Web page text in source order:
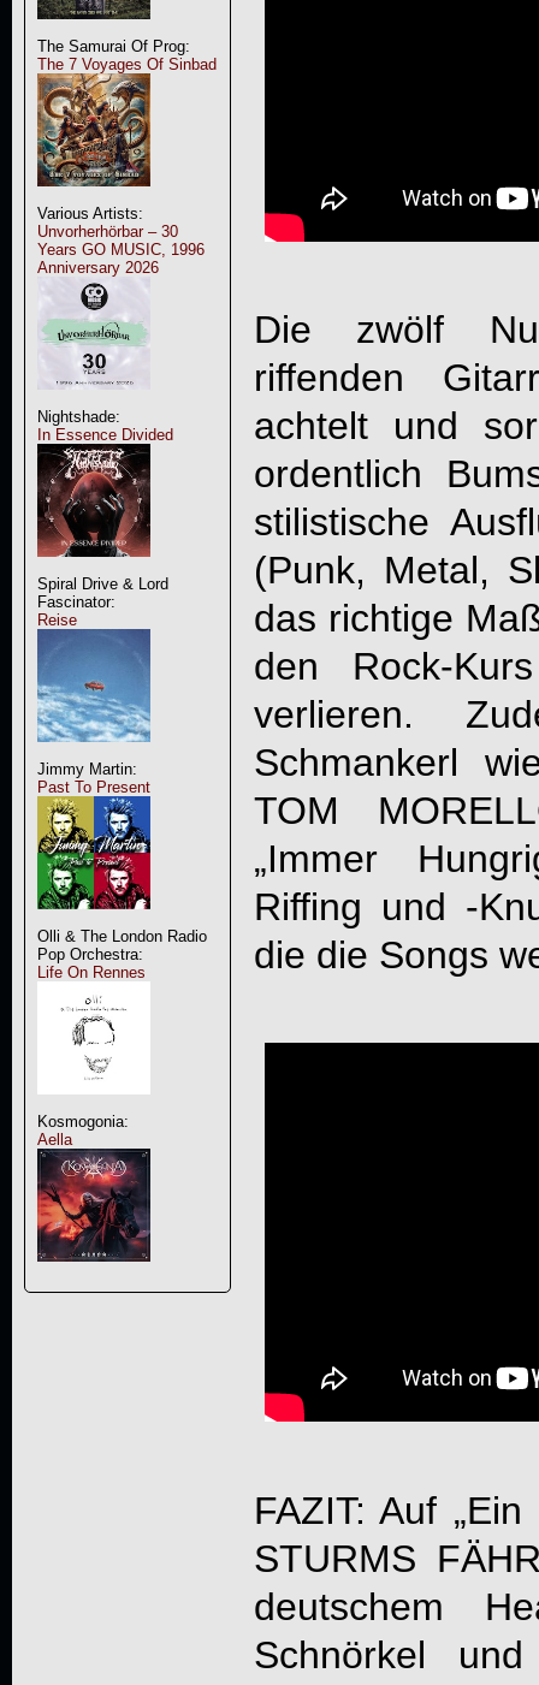
The Samurai Of Prog:
The 7 Voyages Of Sinbad
Various Artists:
Unvorherhörbar – 30
Years GO MUSIC, 1996
Anniversary 2026
Nightshade:
In Essence Divided
Spiral Drive & Lord
Fascinator:
Reise
Jimmy Martin:
Past To Present
Olli & The London Radio
Pop Orchestra:
Life On Rennes
Kosmogonia:
Aella
Die zwölf
riffenden
achtelt und
ordentlich
stilistische
(Punk, Metal,
das richtige
den Rock-
verlieren.
Schmankerl
TOM
„Immer
Riffing und -
die die Songs
FAZIT: Auf „Ein
STURMS
deutschem
Schnörkel